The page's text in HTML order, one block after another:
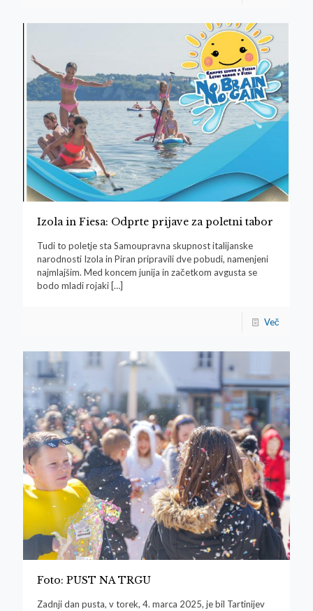
Izola in Fiesa: Odprte prijave za poletni tabor
Tudi to poletje sta Samoupravna skupnost italijanske
narodnosti Izola in Piran pripravili dve pobudi, namenjeni
najmlajšim. Med koncem junija in začetkom avgusta se
bodo mladi rojaki […]
Več
Foto: PUST NA TRGU
Zadnji dan pusta, v torek, 4. marca 2025, je bil Tartinijev